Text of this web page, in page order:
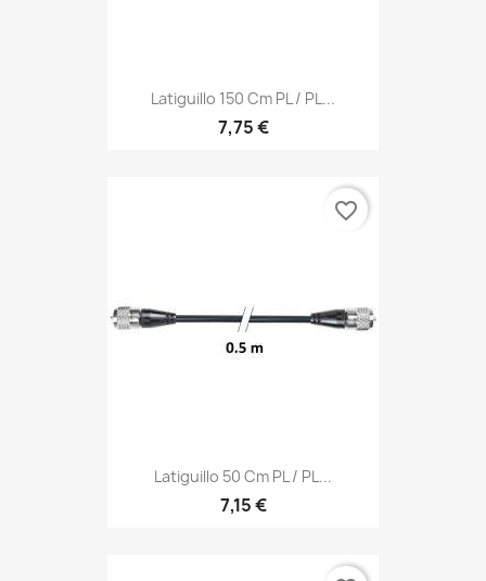
Latiguillo 150 Cm PL / PL...
7,75 €
Latiguillo 50 Cm PL / PL...
7,15 €
favorite_border